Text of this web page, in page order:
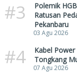
#3
Polemik
Ratusan
Pekanbaru
03 Agu 2026
#4
Kabel
Tongkang
07 Agu 2026